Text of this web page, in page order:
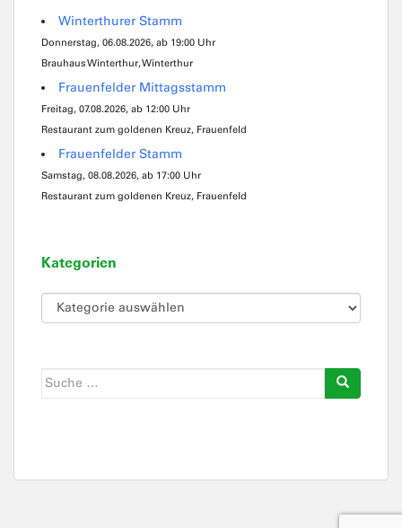
Winterthurer Stamm
Donnerstag, 06.08.2026, ab 19:00 Uhr
Brauhaus Winterthur, Winterthur
Frauenfelder Mittagsstamm
Freitag, 07.08.2026, ab 12:00 Uhr
Restaurant zum goldenen Kreuz, Frauenfeld
Frauenfelder Stamm
Samstag, 08.08.2026, ab 17:00 Uhr
Restaurant zum goldenen Kreuz, Frauenfeld
Kategorien
Kategorien
Suche